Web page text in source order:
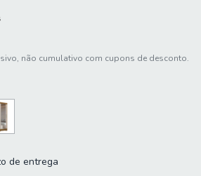
não cumulativo com cupons de desconto.
de entrega